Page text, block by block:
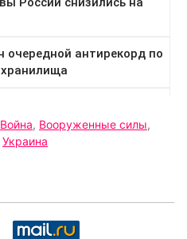
Война, Вооруженные силы,
Украина